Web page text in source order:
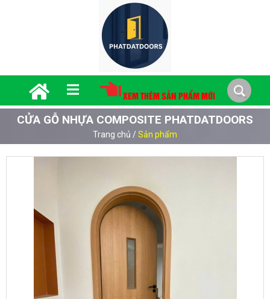
XEM THÊM SẢN PHẨM MỚI
CỬA GỖ NHỰA COMPOSITE PHATDATDOORS
Trang chủ / Sản phẩm